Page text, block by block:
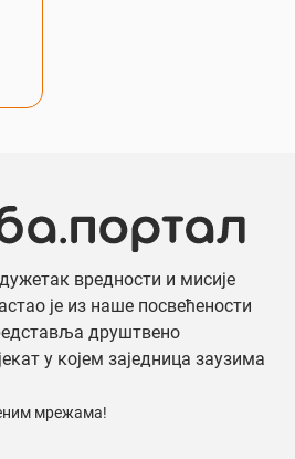
вредности и мисије
је из наше посвећености
друштвено
у којем заједница заузима
мрежама!